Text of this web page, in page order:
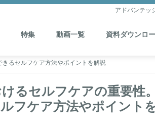
アドバンテッ
特集 動画一覧 資料ダウンロ
るセルフケア方法やポイントを解説
るセルフケアの重要性
フケア方法やポイント